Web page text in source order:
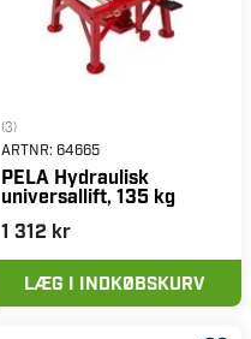
(3)
ARTNR: 64665
PELA Hydraulisk
universallift, 135 kg
1 312 kr
LÆG I INDKØBSKURV